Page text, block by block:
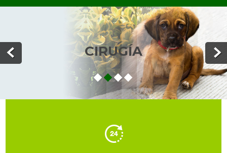
CIRUGÍA